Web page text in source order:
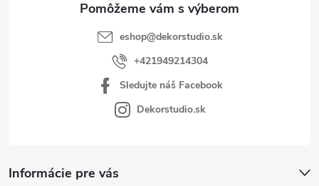
Informácie pre vás
eshop@dekorstudio.sk
+421949214304
Sledujte náš Facebook
Dekorstudio.sk